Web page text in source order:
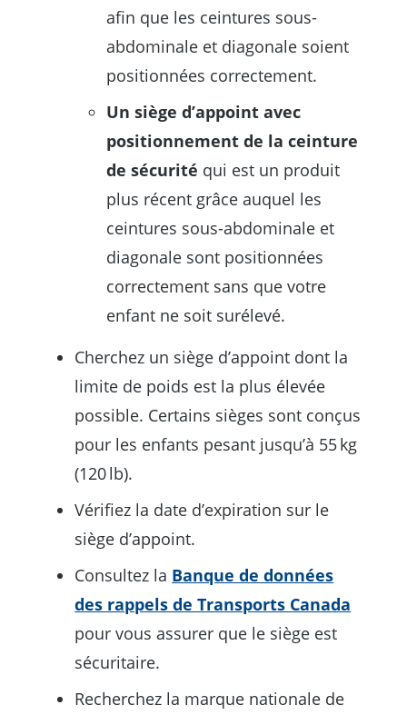
afin que les ceintures sous-
abdominale et diagonale soient
positionnées correctement.
Un siège d’appoint avec
positionnement de la ceinture
de sécurité qui est un produit
plus récent grâce auquel les
ceintures sous-abdominale et
diagonale sont positionnées
correctement sans que votre
enfant ne soit surélevé.
Cherchez un siège d’appoint dont la
limite de poids est la plus élevée
possible. Certains sièges sont conçus
pour les enfants pesant jusqu’à 55 kg
(120 lb).
Vérifiez la date d’expiration sur le
siège d’appoint.
Consultez la Banque de données
des rappels de Transports Canada
pour vous assurer que le siège est
sécuritaire.
Recherchez la marque nationale de